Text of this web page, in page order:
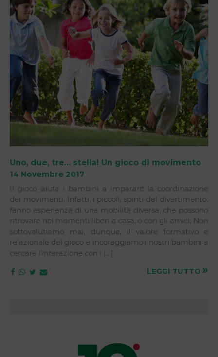
Uno, due, tre… stella! Un gioco di movimento
14 Novembre 2017
Il gioco aiuta i bambini a imparare la coordinazione
dei movimenti. Infatti, i piccoli, spinti dal divertimento,
fanno esperienza di una mobilità diversa, che possono
ritrovare nei momenti liberi a casa, o con gli amici. Non
sottovalutiamo mai, dunque, il valore formativo e
relazionale del gioco e incoraggiamo i nostri bambini a
cercare l’interazione con i […]
LEGGI TUTTO »